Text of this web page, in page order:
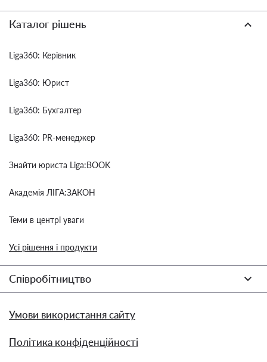
Каталог рішень
Liga360: Керівник
Liga360: Юрист
Liga360: Бухгалтер
Liga360: PR-менеджер
Знайти юриста Liga:BOOK
Академія ЛІГА:ЗАКОН
Теми в центрі уваги
Усі рішення і продукти
Співробітництво
Умови використання сайту
Політика конфіденційності